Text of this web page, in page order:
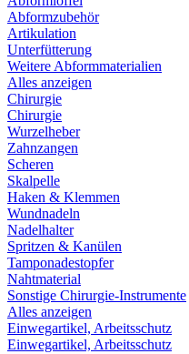
Abformzubehör
Artikulation
Unterfütterung
Weitere Abformmaterialien
Alles anzeigen
Chirurgie
Chirurgie
Wurzelheber
Zahnzangen
Scheren
Skalpelle
Haken & Klemmen
Wundnadeln
Nadelhalter
Spritzen & Kanülen
Tamponadestopfer
Nahtmaterial
Sonstige Chirurgie-Instrumente
Alles anzeigen
Einwegartikel, Arbeitsschutz
Einwegartikel, Arbeitsschutz